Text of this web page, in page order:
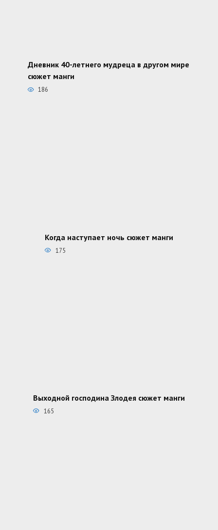
Дневник 40-летнего мудреца в другом мире
сюжет манги
186
Когда наступает ночь сюжет манги
175
Выходной господина Злодея сюжет манги
165